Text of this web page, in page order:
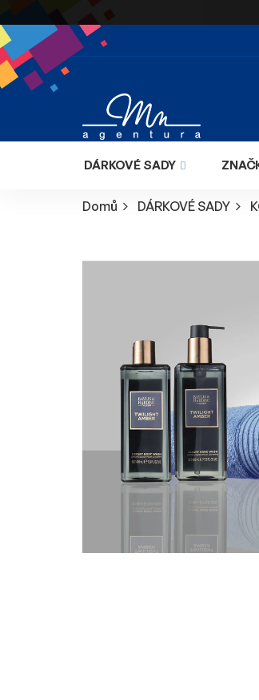
na
obsah
DÁRKOVÉ SADY
Domů DÁRKOVÉ SADY